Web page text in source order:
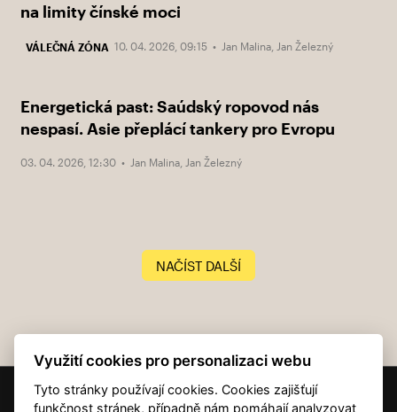
na limity čínské moci
VÁLEČNÁ ZÓNA 10. 04. 2026, 09:15 • Jan Malina, Jan Železný
Energetická past: Saúdský ropovod nás
nespasí. Asie přeplácí tankery pro Evropu
03. 04. 2026, 12:30 • Jan Malina Jan Železný
NAČÍST DALŠÍ
© 2001 — 2026 Copyright CMI News a dodavatelé obsahu. |
Využití cookies pro personalizaci webu
Tyto stránky používají cookies. Cookies zajišťují
funkčnost stránek, případně nám pomáhají analyzovat